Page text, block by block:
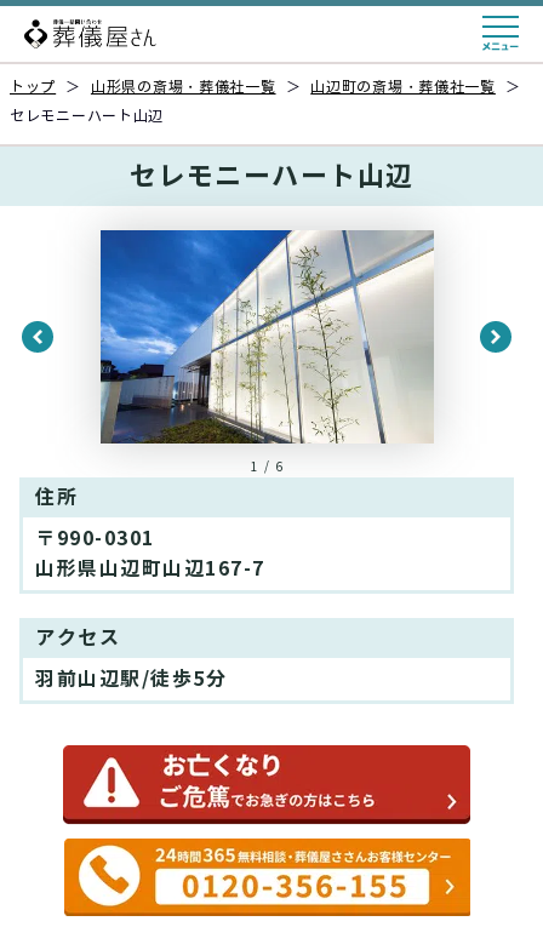
トップ ＞ 山形県の斎場・葬儀社一覧 ＞ 山辺町の斎場・葬儀社一覧
＞
セレモニーハート山辺
セレモニーハート山辺
1 / 6
住所
〒990-0301
山形県山辺町山辺167-7
アクセス
羽前山辺駅/徒歩5分